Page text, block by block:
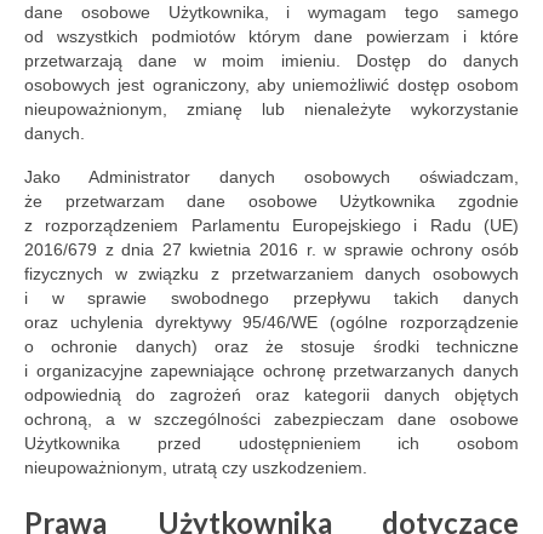
dane osobowe Użytkownika, i wymagam tego samego
od wszystkich podmiotów którym dane powierzam i które
przetwarzają dane w moim imieniu. Dostęp do danych
osobowych jest ograniczony, aby uniemożliwić dostęp osobom
nieupoważnionym, zmianę lub nienależyte wykorzystanie
danych.
Jako Administrator danych osobowych oświadczam,
że przetwarzam dane osobowe Użytkownika zgodnie
z rozporządzeniem Parlamentu Europejskiego i Radu (UE)
2016/679 z dnia 27 kwietnia 2016 r. w sprawie ochrony osób
fizycznych w związku z przetwarzaniem danych osobowych
i w sprawie swobodnego przepływu takich danych
oraz uchylenia dyrektywy 95/46/WE (ogólne rozporządzenie
o ochronie danych) oraz że stosuje środki techniczne
i organizacyjne zapewniające ochronę przetwarzanych danych
odpowiednią do zagrożeń oraz kategorii danych objętych
ochroną, a w szczególności zabezpieczam dane osobowe
Użytkownika przed udostępnieniem ich osobom
nieupoważnionym, utratą czy uszkodzeniem.
Prawa Użytkownika dotyczące